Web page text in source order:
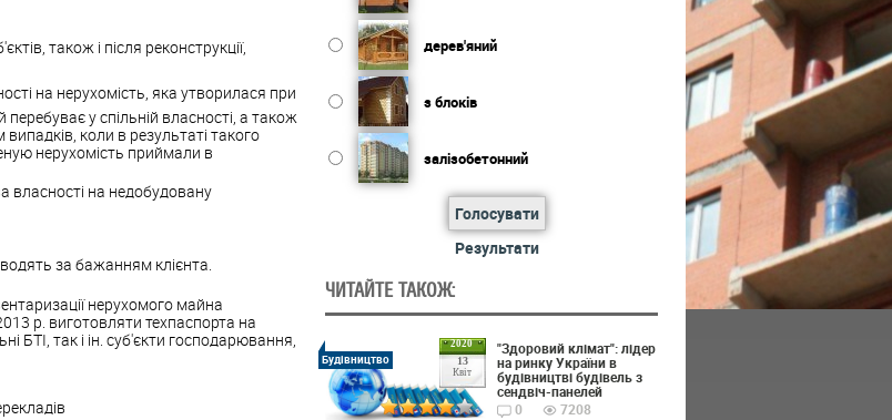
також і після реконструкції,
на нерухомість, яка утворилася при
у спільній власності, а також
коли в результаті такого
нерухомість приймали в
власності на недобудовану
за бажанням клієнта.
нерухомого майна
р. виготовляти техпаспорта на
БТІ, так і ін. суб'єкти господарювання,
дерев'яний
з блоків
залізобетонний
Голосувати
Результати
ЧИТАЙТЕ ТАКОЖ:
2020
13
Квіт
Будівництво
"Здоровий клімат": лідер
на ринку України в
будівництві будівель з
сендвіч-панелей
0
7208